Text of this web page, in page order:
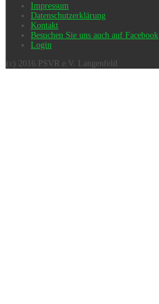
Impressum
Datenschutzerklärung
Kontakt
Besuchen Sie uns auch auf Facebook
Login
(c) 2016 PSVR e.V. Langenfeld